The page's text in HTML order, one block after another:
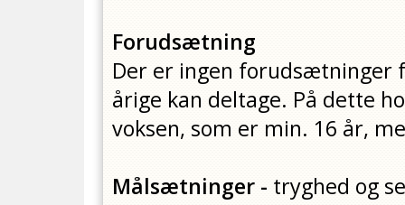
Forudsætning
Der er ingen forudsætninger
årige kan deltage. På dette
voksen, som er min. 16 år,
Målsætninger - tryghed og